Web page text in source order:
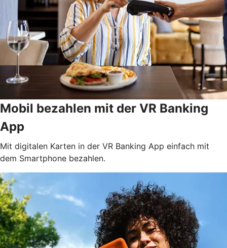
Mobil bezahlen mit der VR Banking
App
Mit digitalen Karten in der VR Banking App einfach mit
dem Smartphone bezahlen.